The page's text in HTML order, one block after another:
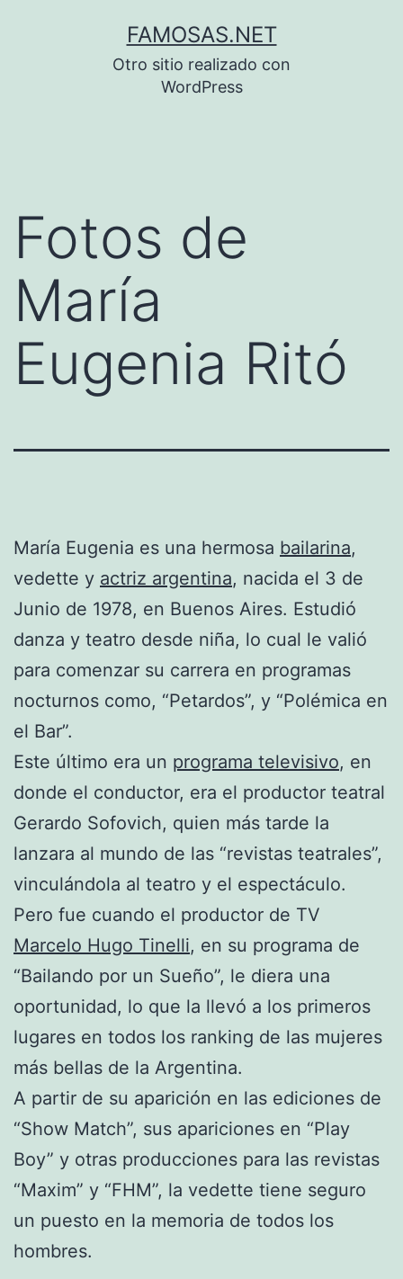
FAMOSAS.NET
Otro sitio realizado con
WordPress
Fotos de
María
Eugenia Ritó
María Eugenia es una hermosa bailarina,
vedette y actriz argentina, nacida el 3 de
Junio de 1978, en Buenos Aires. Estudió
danza y teatro desde niña, lo cual le valió
para comenzar su carrera en programas
nocturnos como, “Petardos”, y “Polémica en
el Bar”.
Este último era un programa televisivo, en
donde el conductor, era el productor teatral
Gerardo Sofovich, quien más tarde la
lanzara al mundo de las “revistas teatrales”,
vinculándola al teatro y el espectáculo.
Pero fue cuando el productor de TV
Marcelo Hugo Tinelli, en su programa de
“Bailando por un Sueño”, le diera una
oportunidad, lo que la llevó a los primeros
lugares en todos los ranking de las mujeres
más bellas de la Argentina.
A partir de su aparición en las ediciones de
“Show Match”, sus apariciones en “Play
Boy” y otras producciones para las revistas
“Maxim” y “FHM”, la vedette tiene seguro
un puesto en la memoria de todos los
hombres.